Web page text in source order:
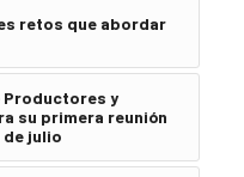
retos que abordar
Productores y
su primera reunión
julio